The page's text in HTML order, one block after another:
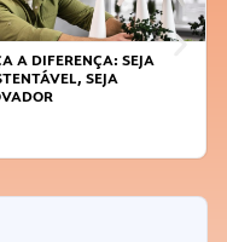
A DIFERENÇA: SEJA
SEJA